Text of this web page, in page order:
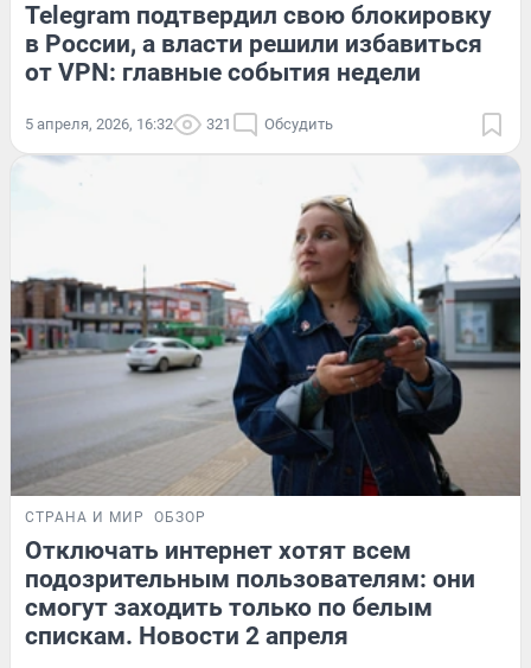
Telegram подтвердил свою блокировку
в России, а власти решили избавиться
от VPN: главные события недели
5 апреля, 2026, 16:32 321 Обсудить
СТРАНА И МИР ОБЗОР
Отключать интернет хотят всем
подозрительным пользователям: они
смогут заходить только по белым
спискам. Новости 2 апреля